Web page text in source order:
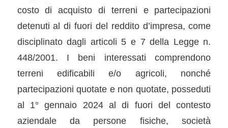
costo di acquisto di terreni e partecipazioni
detenuti al di fuori del reddito d’impresa, come
disciplinato dagli articoli 5 e 7 della Legge n.
448/2001. I beni interessati comprendono
terreni edificabili e/o agricoli, nonché
partecipazioni quotate e non quotate, posseduti
al 1° gennaio 2024 al di fuori del contesto
aziendale da persone fisiche, società